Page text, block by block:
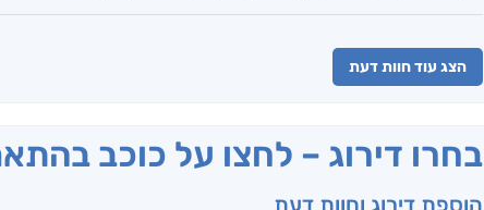
הצג עוד חוות דעת
בחרו דירוג – לחצו על כוכב
הוספת דירוג וחוות דעת